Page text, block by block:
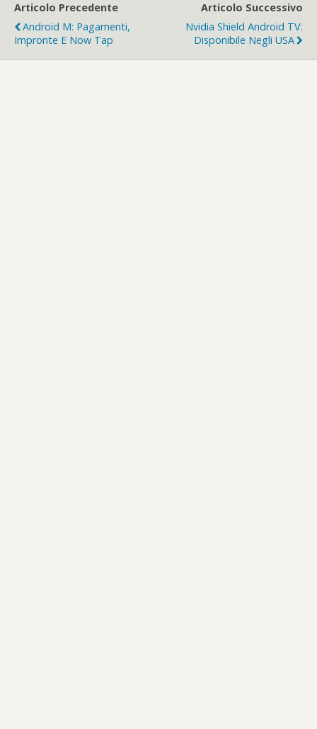
Articolo Precedente
Android M: Pagamenti,
Impronte E Now Tap
Articolo Successivo
Nvidia Shield Android TV:
Disponibile Negli USA